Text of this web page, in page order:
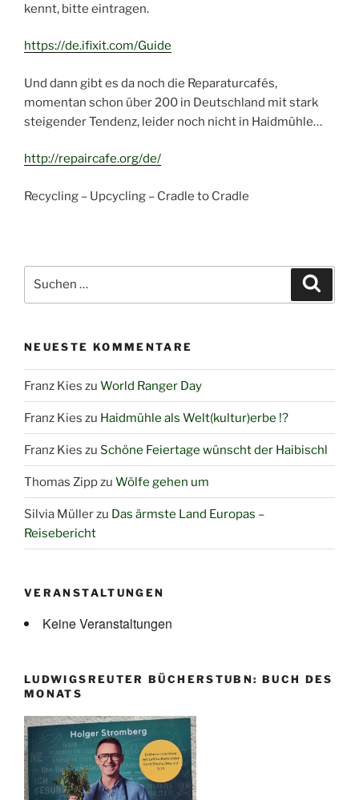
kennt, bitte eintragen.
https://de.ifixit.com/Guide
Und dann gibt es da noch die Reparaturcafés,
momentan schon über 200 in Deutschland mit stark
steigender Tendenz, leider noch nicht in Haidmühle…
http://repaircafe.org/de/
Recycling – Upcycling – Cradle to Cradle
nach:
NEUESTE KOMMENTARE
Franz Kies zu World Ranger Day
Franz Kies zu Haidmühle als Welt(kultur)erbe !?
Franz Kies zu Schöne Feiertage wünscht der Haibischl
Thomas Zippzu Wölfe gehen um
Silvia Müllerzu Das ärmste Land Europas –
Reisebericht
VERANSTALTUNGEN
Keine Veranstaltungen
LUDWIGSREUTER BÜCHERSTUBN: BUCH DES
MONATS